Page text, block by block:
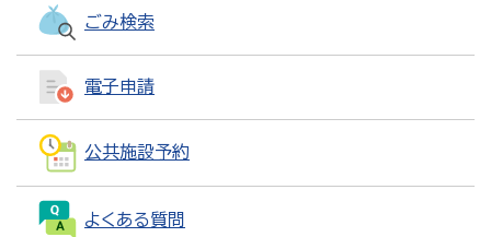
ごみ検索
電子申請
公共施設予約
よくある質問